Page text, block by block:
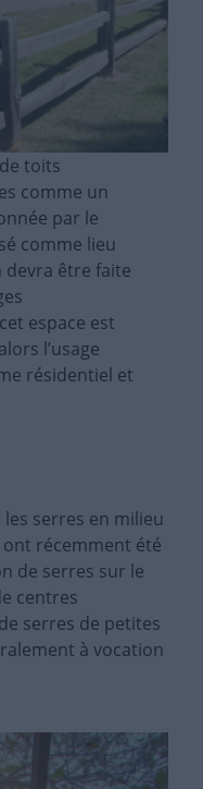
toits
comme un
par le
comme lieu
devra être faite
espace est
l’usage
résidentiel et
serres en milieu
récemment été
de serres sur le
centres
serres de petites
à vocation